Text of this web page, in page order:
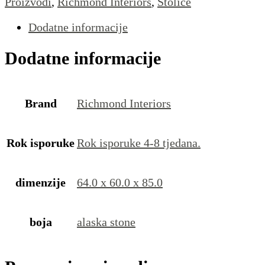
Dodatne informacije
Dodatne informacije
Brand Richmond Interiors
Rok isporukeRok isporuke 4-8 tjedana.
dimenzije 64.0 x 60.0 x 85.0
boja alaska stone